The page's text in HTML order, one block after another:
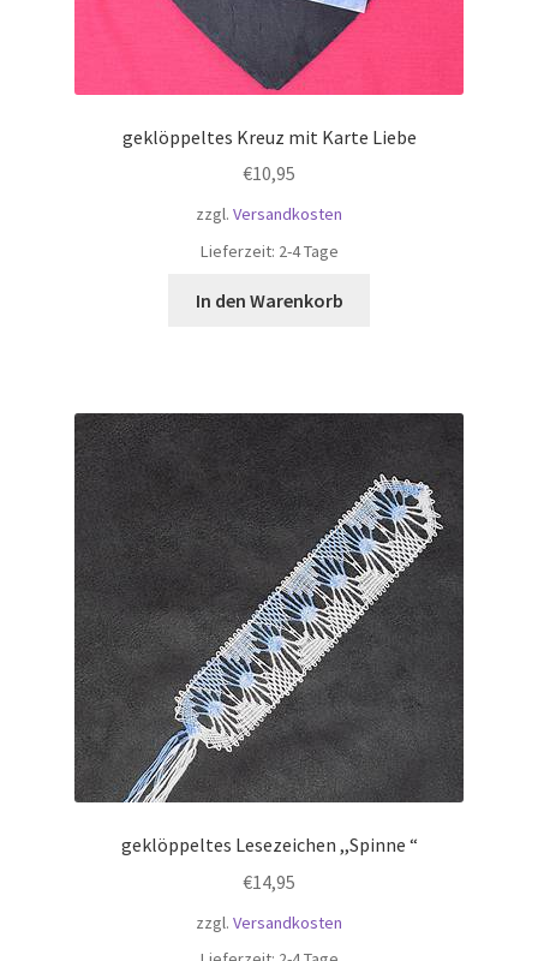
geklöppeltes Kreuz mit Karte Liebe
€10,95
zzgl. Versandkosten
Lieferzeit: 2-4 Tage
In den Warenkorb
geklöppeltes Lesezeichen ,,Spinne “
€14,95
zzgl. Versandkosten